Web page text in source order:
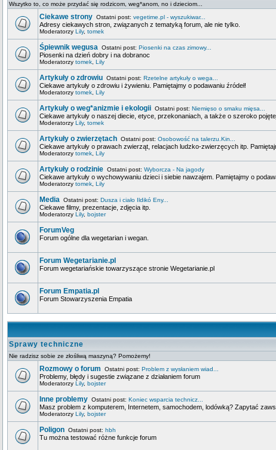
Wszytko to, co może przydać się rodzicom, weg*anom, no i dzieciom...
Ciekawe strony Ostatni post: vegetime.pl - wyszukiwar...
Adresy ciekawych stron, związanych z tematyką forum, ale nie tylko.
Moderatorzy Lily, tomek
Śpiewnik wegusa Ostatni post: Piosenki na czas zimowy...
Piosenki na dzień dobry i na dobranoc
Moderatorzy tomek Lily
Artykuły o zdrowiu Ostatni post: Rzetelne artykuły o wega...
Ciekawe artykuły o zdrowiu i żywieniu. Pamiętajmy o podawaniu źródeł!
Moderatorzy tomek Lily
Artykuły o weg*anizmie i ekologii Ostatni post: Niemięso o smaku mięsa...
Ciekawe artykuły o naszej diecie, etyce, przekonaniach, a także o szeroko
Moderatorzy Lily, tomek
Artykuły o zwierzętach Ostatni post: Osobowość na talerzu.Kin...
Ciekawe artykuły o prawach zwierząt, relacjach ludzko-zwierzęcych itp.
Moderatorzy tomek Lily
Artykuły o rodzinie Ostatni post: Wyborcza - Na jagody
Ciekawe artykuły o wychowywaniu dzieci i siebie nawzajem. Pamiętajmy o
Moderatorzy tomek Lily
Media Ostatni post: Dusza i ciało Ildikó Eny...
Ciekawe filmy, prezentacje, zdjęcia itp.
Moderatorzy Lily, bojster
ForumVeg
Forum ogólne dla wegetarian i wegan.
Forum Wegetarianie.pl
Forum wegetariańskie towarzyszące stronie Wegetarianie.pl
Forum Empatia.pl
Forum Stowarzyszenia Empatia
Sprawy techniczne
Nie radzisz sobie ze złośliwą maszyną? Pomożemy!
Rozmowy o forum Ostatni post: Problem z wysłaniem wiad...
Problemy, błędy i sugestie związane z działaniem forum
Moderatorzy Lily, bojster
Inne problemy Ostatni post: Koniec wsparcia technicz...
Masz problem z komputerem, Internetem, samochodem, lodówką? Zapytać
Moderatorzy Lily, bojster
Poligon Ostatni post: hbh
Tu można testować różne funkcje forum